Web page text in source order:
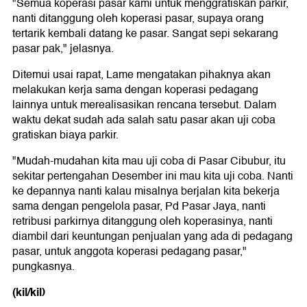
"Semua koperasi pasar kami untuk menggratiskan parkir,
nanti ditanggung oleh koperasi pasar, supaya orang
tertarik kembali datang ke pasar. Sangat sepi sekarang
pasar pak," jelasnya.
Ditemui usai rapat, Lame mengatakan pihaknya akan
melakukan kerja sama dengan koperasi pedagang
lainnya untuk merealisasikan rencana tersebut. Dalam
waktu dekat sudah ada salah satu pasar akan uji coba
gratiskan biaya parkir.
"Mudah-mudahan kita mau uji coba di Pasar Cibubur, itu
sekitar pertengahan Desember ini mau kita uji coba. Nanti
ke depannya nanti kalau misalnya berjalan kita bekerja
sama dengan pengelola pasar, Pd Pasar Jaya, nanti
retribusi parkirnya ditanggung oleh koperasinya, nanti
diambil dari keuntungan penjualan yang ada di pedagang
pasar, untuk anggota koperasi pedagang pasar,"
pungkasnya.
(kil/kil)